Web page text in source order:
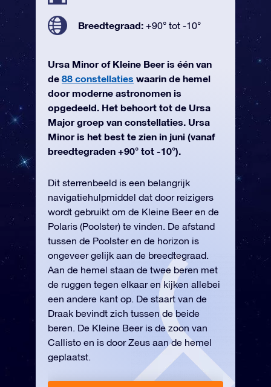
Breedtegraad: +90° tot -10°
Ursa Minor of Kleine Beer is één van
de 88 constellaties waarin de hemel
door moderne astronomen is
opgedeeld. Het behoort tot de Ursa
Major groep van constellaties. Ursa
Minor is het best te zien in juni (vanaf
breedtegraden +90° tot -10°).
Dit sterrenbeeld is een belangrijk
navigatiehulpmiddel dat door reizigers
wordt gebruikt om de Kleine Beer en de
Polaris (Poolster) te vinden. De afstand
tussen de Poolster en de horizon is
ongeveer gelijk aan de breedtegraad.
Aan de hemel staan de twee beren met
de ruggen tegen elkaar en kijken allebei
een andere kant op. De staart van de
Draak bevindt zich tussen de beide
beren. De Kleine Beer is de zoon van
Callisto en is door Zeus aan de hemel
geplaatst.